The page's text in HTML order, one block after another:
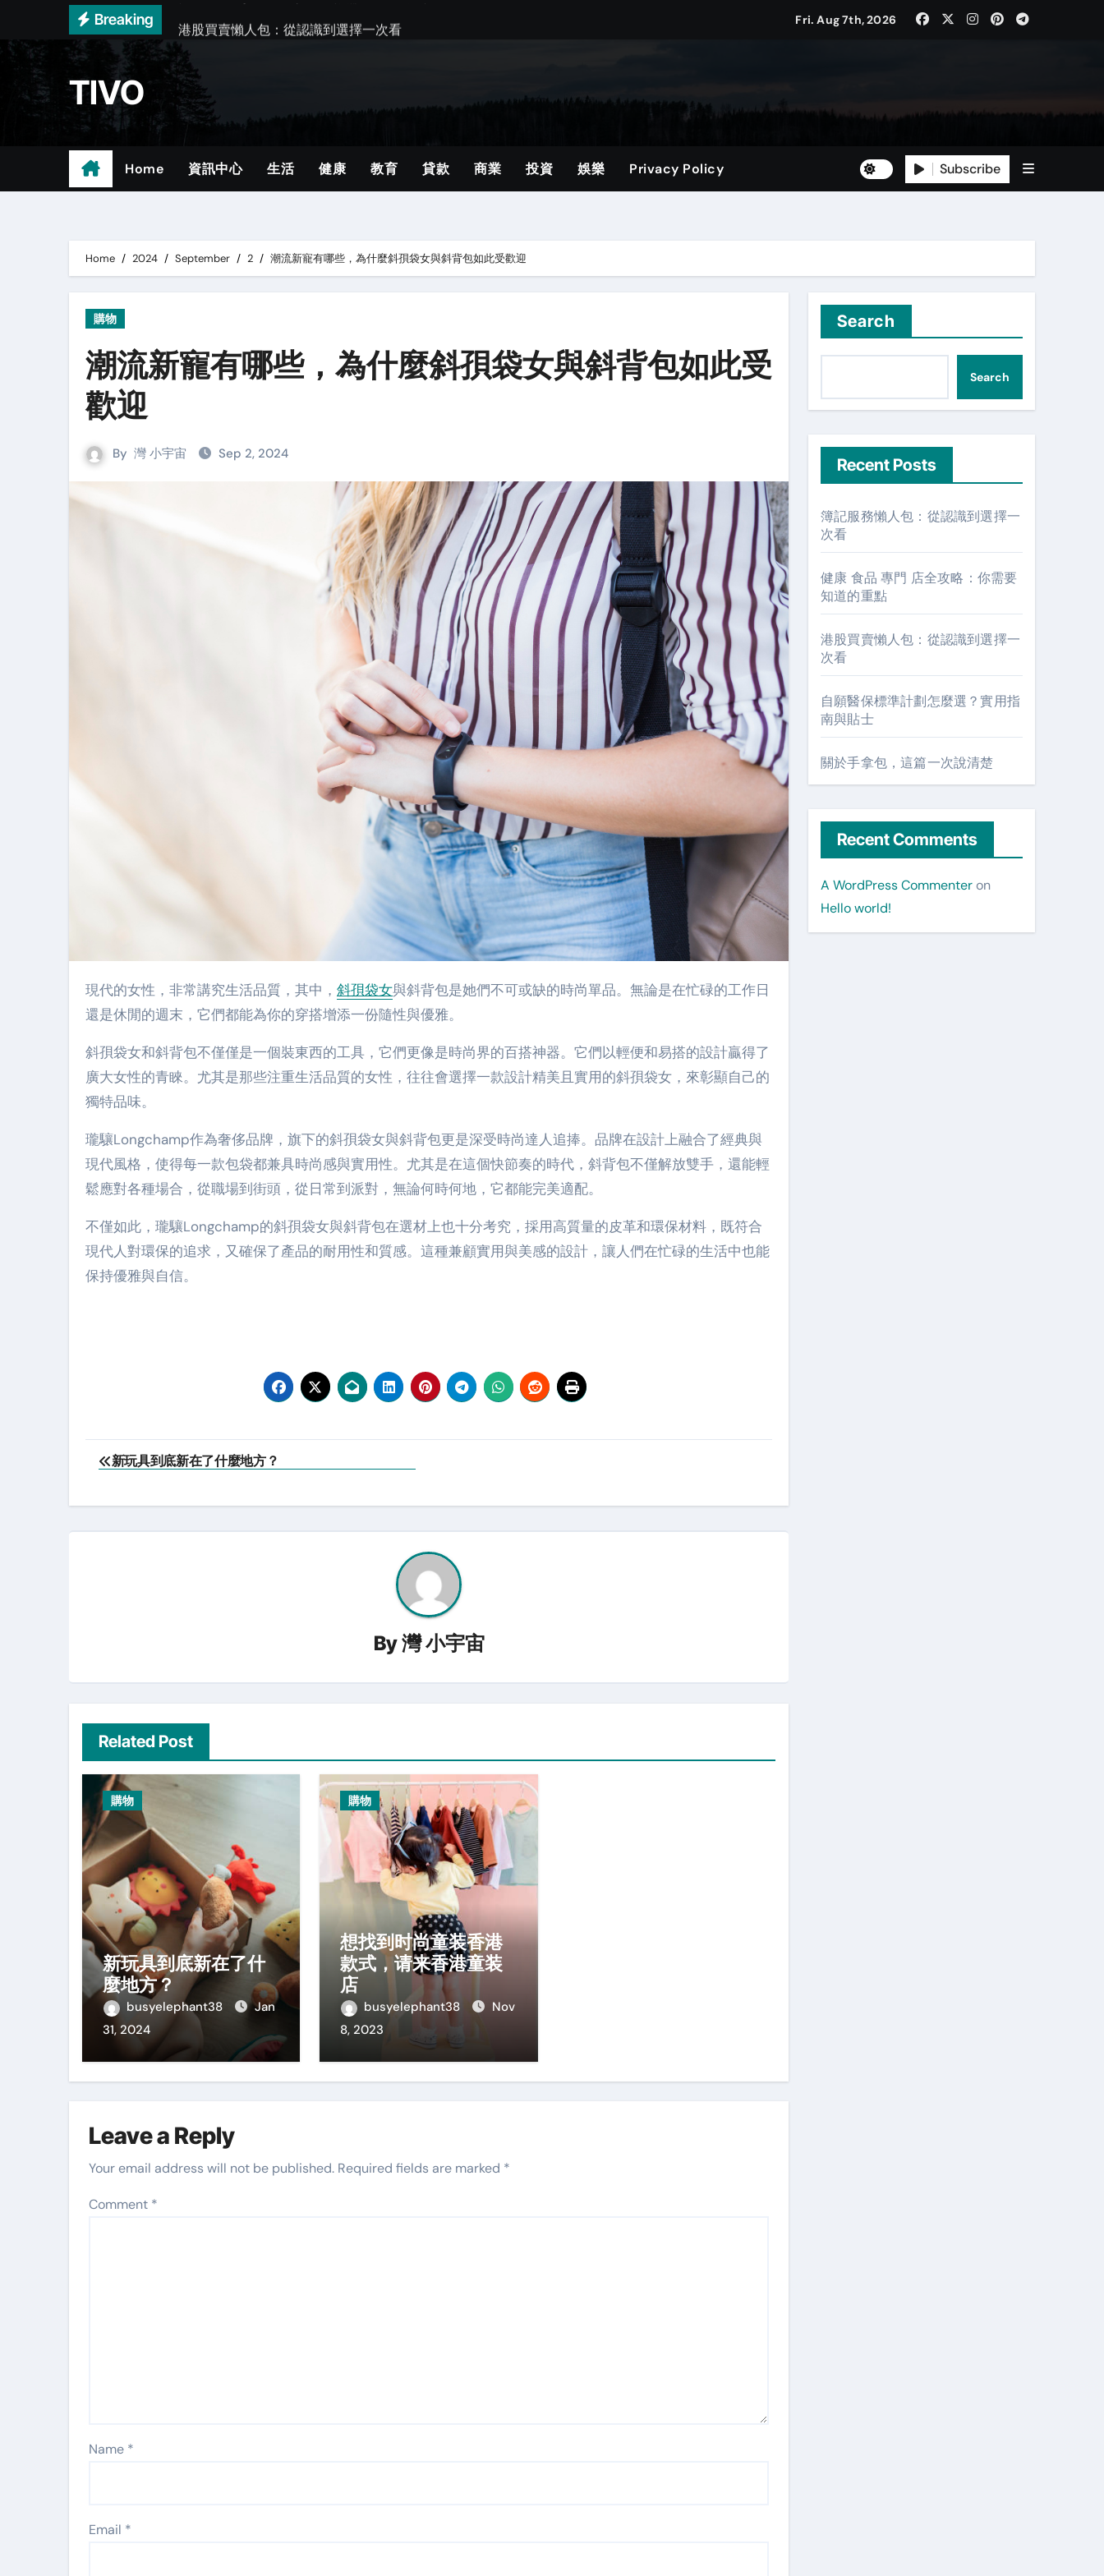
content
Breaking
港股買賣懶人包：從認識到選擇一次看
自願醫保標準計劃怎麼選？實用指南與貼士
關於手拿包，這篇一次說清楚
行政套房怎麼選？實用指南與貼士
香港 健身懶人包：從認識到選擇一次看
Fri. Aug 7th, 2026
TIVO
Home 資訊中心 生活 健康 教育 貸款 商業 投資 娛樂 Privacy Policy Subscribe
Home 2024 September 2 潮流新寵有哪些，為什麼斜孭袋女與斜背包如此受歡迎
購物
潮流新寵有哪些，為什麼斜孭袋女與斜背包如此受
歡迎
By 灣 小宇宙 Sep 2, 2024
現代的女性，非常講究生活品質，其中， 斜孭袋女與斜背包是她們不可或缺的時尚單品。無論是在忙碌的工作日
還是休閒的週末，它們都能為你的穿搭增添一份隨性與優雅。
斜孭袋女和斜背包不僅僅是一個裝東西的工具，它們更像是時尚界的百搭神器。它們以輕便和易搭的設計贏得了
廣大女性的青睞。尤其是那些注重生活品質的女性，往往會選擇一款設計精美且實用的斜孭袋女，來彰顯自己的
獨特品味。
瓏驤Longchamp作為奢侈品牌，旗下的斜孭袋女與斜背包更是深受時尚達人追捧。品牌在設計上融合了經典與
現代風格，使得每一款包袋都兼具時尚感與實用性。尤其是在這個快節奏的時代，斜背包不僅解放雙手，還能輕
鬆應對各種場合，從職場到街頭，從日常到派對，無論何時何地，它都能完美適配。
不僅如此，瓏驤Longchamp的斜孭袋女與斜背包在選材上也十分考究，採用高質量的皮革和環保材料，既符合
現代人對環保的追求，又確保了產品的耐用性和質感。這種兼顧實用與美感的設計，讓人們在忙碌的生活中也能
保持優雅與自信。
Post
新玩具到底新在了什麼地方？
By灣 小宇宙
Related Post
購物
新玩具到底新在了什
麼地方？
busyelephant38
Jan
31, 2024
購物
想找到时尚童装香港
款式，请来香港童装
店
busyelephant38
Nov
8, 2023
Leave a Reply
Your email address will not be published. Required fields are marked *
Comment *
Name *
Email *
Search
Search
Recent Posts
簿記服務懶人包：從認識到選擇一
次看
健康 食品 專門 店全攻略：你需要
知道的重點
港股買賣懶人包：從認識到選擇一
次看
自願醫保標準計劃怎麼選？實用指
南與貼士
關於手拿包，這篇一次說清楚
Recent Comments
A WordPress Commenteron
Hello world!